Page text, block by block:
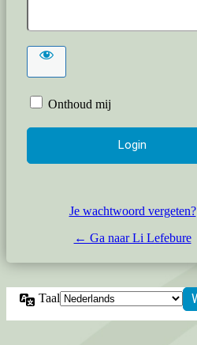
Onthoud mij
Je wachtwoord vergeten?
← Ga naar Li Lefebure
Taal